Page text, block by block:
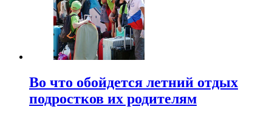
Во что обойдется летний отдых
подростков их родителям